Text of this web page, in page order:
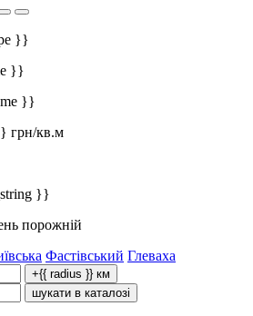
}}
}}
}}
грн/кв.м
}}
порожній
Фастівський Глеваха
+{{ radius }} км
шукати в каталозі